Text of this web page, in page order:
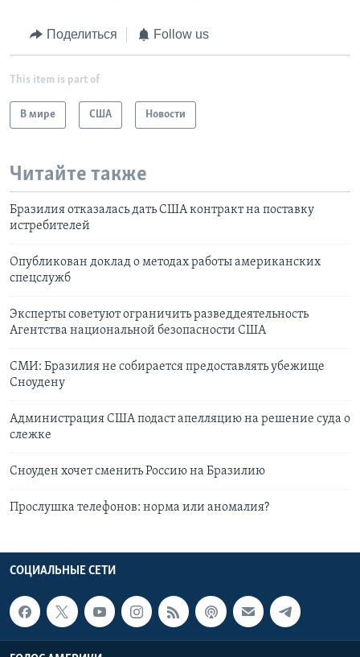
Поделиться Follow us
This item is part of
В мире США Новости
Читайте также
Бразилия отказалась дать США контракт на поставку
истребителей
Опубликован доклад о методах работы американских
спецслужб
Эксперты советуют ограничить разведдеятельность
Агентства национальной безопасности США
СМИ: Бразилия не собирается предоставлять убежище
Сноудену
Администрация США подаст апелляцию на решение суда о
слежке
Сноуден хочет сменить Россию на Бразилию
Прослушка телефонов: норма или аномалия?
СОЦИАЛЬНЫЕ СЕТИ